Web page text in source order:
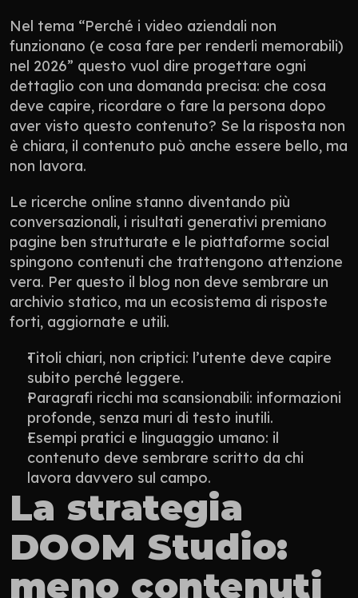
Nel tema “Perché i video aziendali non
funzionano (e cosa fare per renderli memorabili)
nel 2026” questo vuol dire progettare ogni
dettaglio con una domanda precisa: che cosa
deve capire, ricordare o fare la persona dopo
aver visto questo contenuto? Se la risposta non
è chiara, il contenuto può anche essere bello, ma
non lavora.
Le ricerche online stanno diventando più
conversazionali, i risultati generativi premiano
pagine ben strutturate e le piattaforme social
spingono contenuti che trattengono attenzione
vera. Per questo il blog non deve sembrare un
archivio statico, ma un ecosistema di risposte
forti, aggiornate e utili.
Titoli chiari, non criptici: l’utente deve capire
subito perché leggere.
Paragrafi ricchi ma scansionabili: informazioni
profonde, senza muri di testo inutili.
Esempi pratici e linguaggio umano: il
contenuto deve sembrare scritto da chi
lavora davvero sul campo.
La strategia
DOOM Studio:
meno contenuti